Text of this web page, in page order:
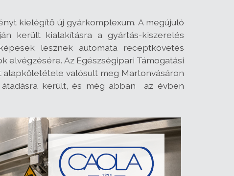
kielégítő új gyárkomplexum. A megújuló
került kialakításra a gyártás-kiszerelés
lesznek automata receptkövetés
Az Egészségipari Támogatási
valósult meg Martonvásáron
átadásra került, és még abban az évben